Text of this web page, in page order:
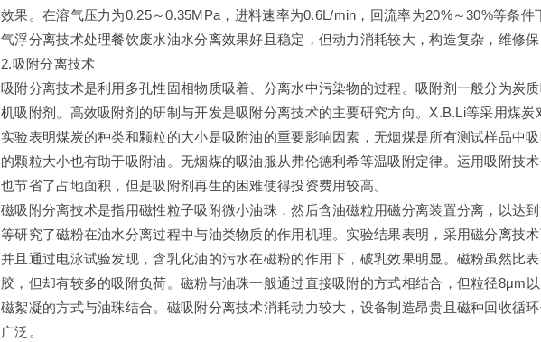
效果。在溶气压力为0.25～0.35MPa，进料速率为0.6L/min，回流率为20%～30%等条件
气浮分离技术处理餐饮废水油水分离效果好且稳定，但动力消耗较大，构造复杂，维修保
2.吸附分离技术
吸附分离技术是利用多孔性固相物质吸着、分离水中污染物的过程。吸附剂一般分为炭
机吸附剂。高效吸附剂的研制与开发是吸附分离技术的主要研究方向。X.B.Li等采用煤炭
实验表明煤炭的种类和颗粒的大小是吸附油的重要影响因素，无烟煤是所有测试样品中
的颗粒大小也有助于吸附油。无烟煤的吸油服从弗伦德利希等温吸附定律。运用吸附技
也节省了占地面积，但是吸附剂再生的困难使得投资费用较高。
磁吸附分离技术是指用磁性粒子吸附微小油珠，然后含油磁粒用磁分离装置分离，以达
等研究了磁粉在油水分离过程中与油类物质的作用机理。实验结果表明，采用磁分离技
并且通过电泳试验发现，含乳化油的污水在磁粉的作用下，破乳效果明显。磁粉虽然比
胶，但却有较多的吸附负荷。磁粉与油珠一般通过直接吸附的方式相结合，但粒径8μm
磁絮凝的方式与油珠结合。磁吸附分离技术消耗动力较大，设备制造昂贵且磁种回收循
广泛。